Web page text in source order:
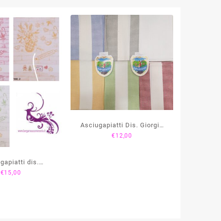
dis.
– F.lli
€15,00
Asciugapiatti Dis. Giorgia
F.lli Graziano
€ 12,00